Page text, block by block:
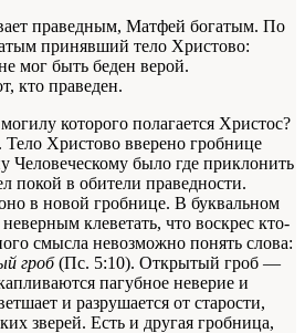
праведным, Матфей богатым. По
принявший тело Христово:
мог быть беден верой.
кто праведен.
которого полагается Христос?
Христово вверено гробнице
Человеческому было где приклонить
покой в обители праведности.
в новой гробнице. В буквальном
клеветать, что воскрес кто-
смысла невозможно понять слова:
гроб(Пс. 5:10). Открытый гроб —
пагубное неверие и
и разрушается от старости,
зверей. Есть и другая гробница,